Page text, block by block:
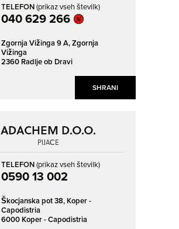
SHRANI
TELEFON(prikaz vseh številk)
040 629 266
Zgornja Vižinga 9 A,Zgornja
Vižinga
2360 Radlje ob Dravi
ADACHEM D.O.O.
PIJAČE
TELEFON(prikaz vseh številk)
0590 13 002
Škocjanska pot 38, Koper -
Capodistria
6000 Koper - Capodistria